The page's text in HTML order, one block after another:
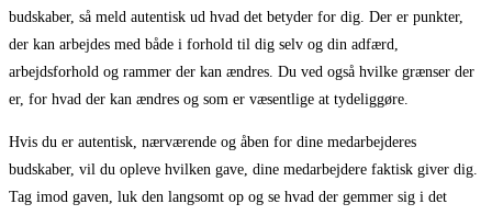
budskaber, så meld autentisk ud hvad det betyder for dig. Der er punkter,
der kan arbejdes med både i forhold til dig selv og din adfærd,
arbejdsforhold og rammer der kan ændres. Du ved også hvilke grænser der
er, for hvad der kan ændres og som er væsentlige at tydeliggøre.
Hvis du er autentisk, nærværende og åben for dine medarbejderes
budskaber, vil du opleve hvilken gave, dine medarbejdere faktisk giver dig.
Tag imod gaven, luk den langsomt op og se hvad der gemmer sig i det